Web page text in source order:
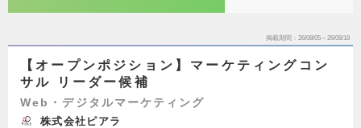
掲載期間 26/08/05～26/08/18
【オープンポジション】マーケティングコン
サル リーダー候補
Web・デジタルマーケティング
株式会社ピアラ